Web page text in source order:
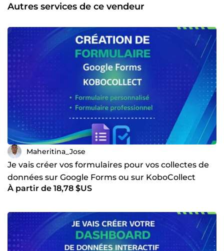
Autres services de ce vendeur
Maheritina_Jose
Je vais créer vos formulaires pour vos collectes de
données sur Google Forms ou sur KoboCollect
À partir de 18,78 $US